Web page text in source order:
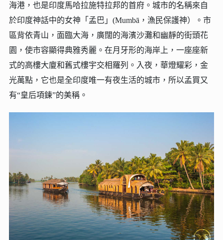
海港，也是印度馬哈拉施特拉邦的首府。城市的名稱來自
於印度神話中的女神「孟巴」(Mumbā，漁民保護神）。市
區背依青山，面臨大海，廣闊的海濱沙灘和幽靜的街頭花
園，使市容顯得典雅秀麗。在月牙形的海岸上，一座座新
式的高樓大廈和舊式樓宇交相羅列。入夜，華燈耀彩，金
光萬點，它也是全印度唯一有夜生活的城市，所以孟買又
有“皇后項鍊”的美稱。